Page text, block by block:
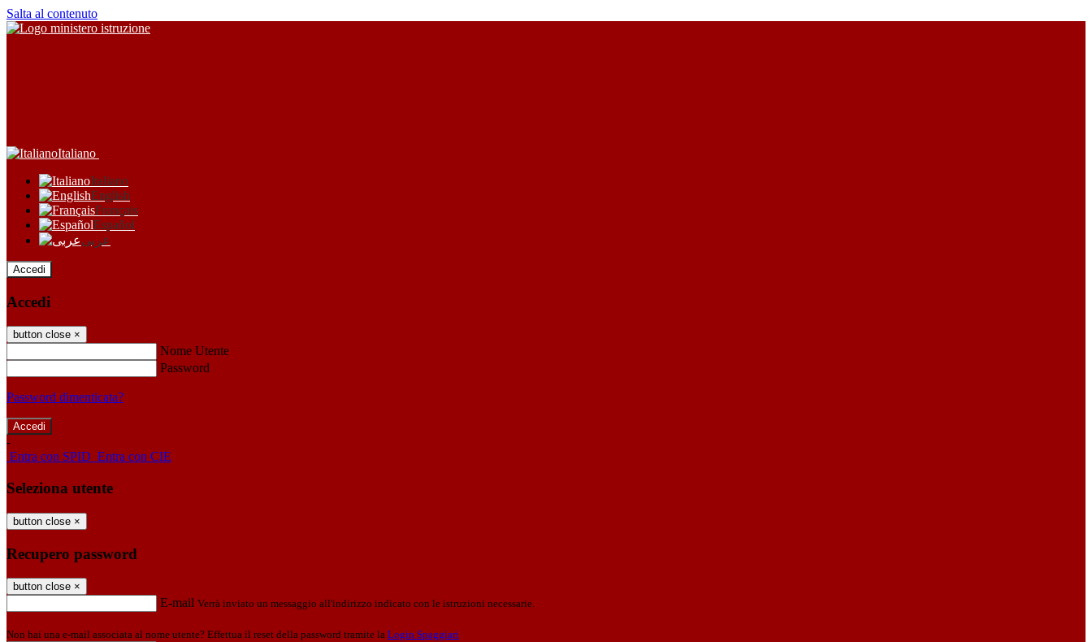
Salta al contenuto
Italiano
Italiano
English
Français
Español
عربى
Accedi
Accedi
button close ×
Nome Utente
Password
Password dimenticata?
-
Entra con SPID Entra con CIE
Seleziona utente
button close ×
Recupero password
button close ×
E-mail Verrà inviato un messaggio all'indirizzo indicato con le istruzioni necessarie.
Non hai una e-mail associata al nome utente? Effettua il reset della password tramite la Login Spaggiari